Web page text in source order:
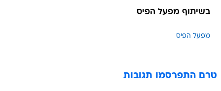
בשיתוף מפעל הפיס
מפעל הפיס
טרם התפרסמו תגובות